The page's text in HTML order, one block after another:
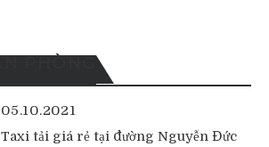
05.10.2021
Taxi tải giá rẻ tại đường Nguyễn Đức